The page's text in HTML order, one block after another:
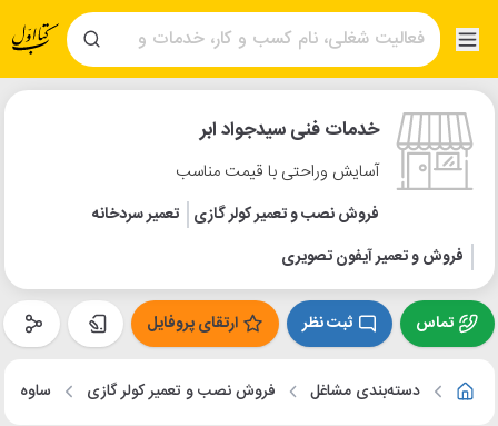
خدمات فنی سیدجواد ابر
آسایش وراحتی با قیمت مناسب
فروش نصب و تعمیر کولر گازی
تعمیر سردخانه
فروش و تعمیر آیفون تصویری
تماس ثبت نظر ارتقای پروفایل
دسته‌بندی مشاغل فروش نصب و تعمیر کولر گازی ساوه